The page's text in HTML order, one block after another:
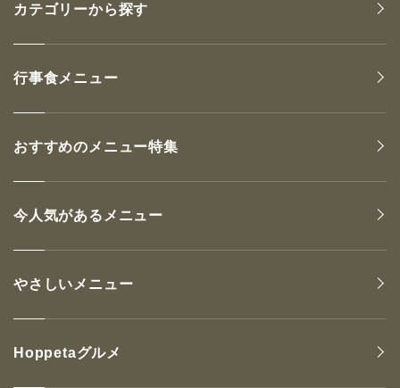
カテゴリーから探す
行事食メニュー
おすすめのメニュー特集
今人気があるメニュー
やさしいメニュー
Hoppetaグルメ